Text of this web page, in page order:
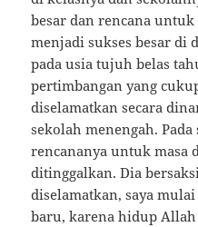
besar dan rencana untuk
menjadi sukses besar di
pada usia tujuh belas
pertimbangan yang
diselamatkan secara
sekolah menengah.
rencananya untuk masa
ditinggalkan. Dia
diselamatkan, saya
baru, karena hidup